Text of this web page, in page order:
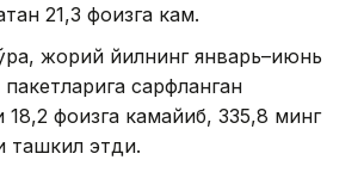
21,3 фоизга кам.
жорий йилнинг январь–июнь
пакетларига сарфланган
18,2 фоизга камайиб, 335,8 минг
этди.